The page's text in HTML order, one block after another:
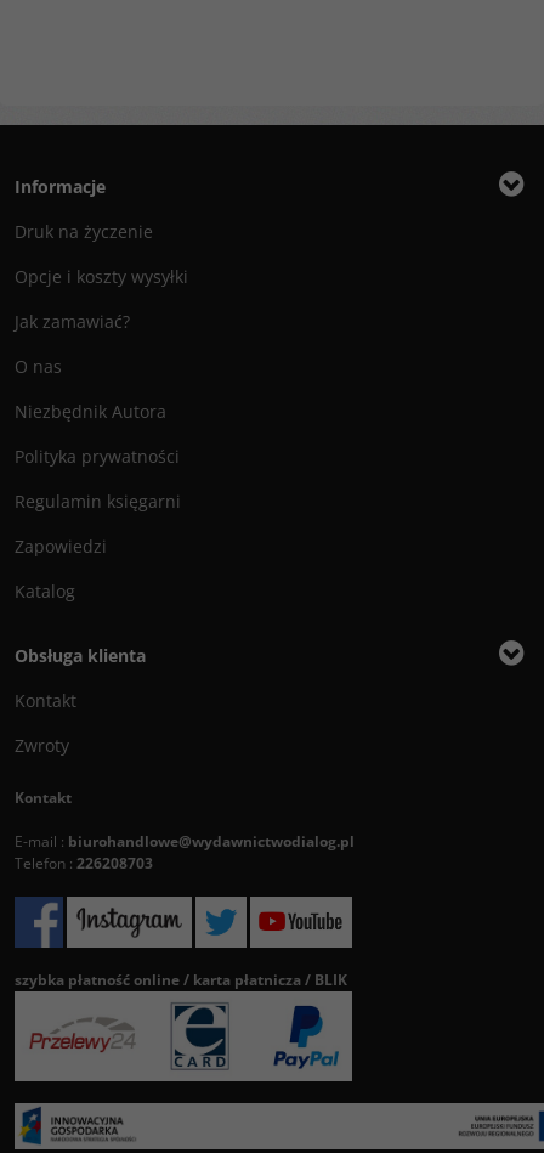
Informacje
Druk na życzenie
Opcje i koszty wysyłki
Jak zamawiać?
O nas
Niezbędnik Autora
Polityka prywatności
Regulamin księgarni
Zapowiedzi
Katalog
Obsługa klienta
Kontakt
Zwroty
Kontakt
E-mail : biurohandlowe@wydawnictwodialog.pl
Telefon : 226208703
szybka płatność online / karta płatnicza / BLIK